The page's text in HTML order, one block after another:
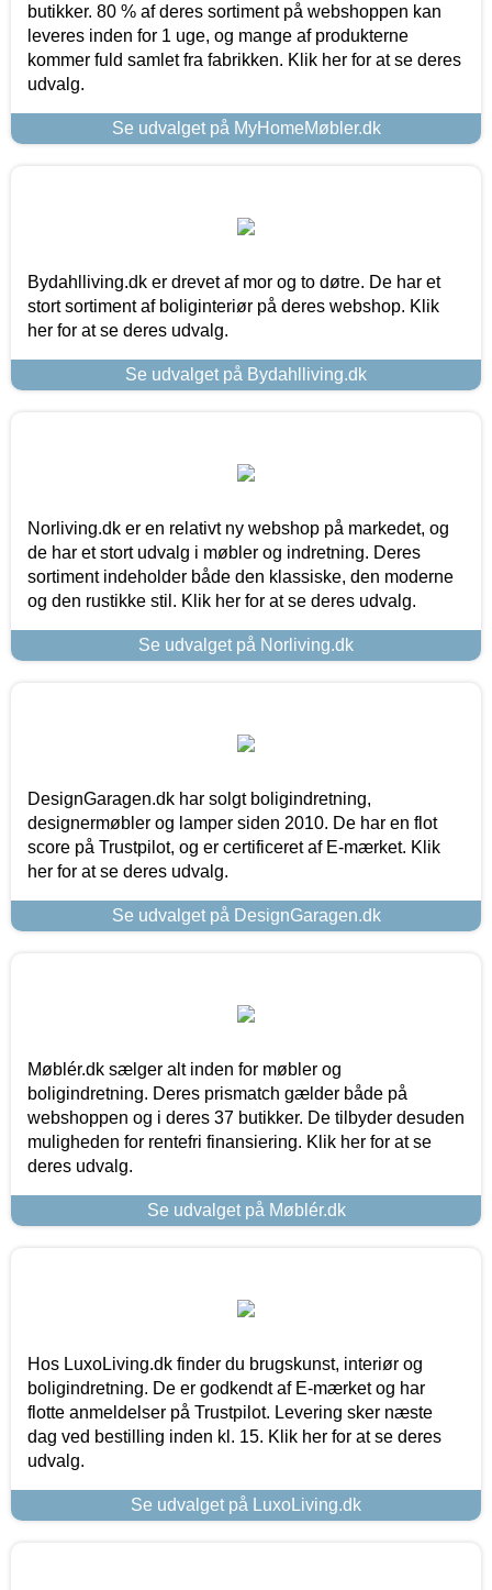
butikker. 80 % af deres sortiment på webshoppen kan
leveres inden for 1 uge, og mange af produkterne
kommer fuld samlet fra fabrikken. Klik her for at se deres
udvalg.
Se udvalget på MyHomeMøbler.dk
Bydahlliving.dk er drevet af mor og to døtre. De har et
stort sortiment af boliginteriør på deres webshop. Klik
her for at se deres udvalg.
Se udvalget på Bydahlliving.dk
Norliving.dk er en relativt ny webshop på markedet, og
de har et stort udvalg i møbler og indretning. Deres
sortiment indeholder både den klassiske, den moderne
og den rustikke stil. Klik her for at se deres udvalg.
Se udvalget på Norliving.dk
DesignGaragen.dk har solgt boligindretning,
designermøbler og lamper siden 2010. De har en flot
score på Trustpilot, og er certificeret af E-mærket. Klik
her for at se deres udvalg.
Se udvalget på DesignGaragen.dk
Møblér.dk sælger alt inden for møbler og
boligindretning. Deres prismatch gælder både på
webshoppen og i deres 37 butikker. De tilbyder desuden
muligheden for rentefri finansiering. Klik her for at se
deres udvalg.
Se udvalget på Møblér.dk
Hos LuxoLiving.dk finder du brugskunst, interiør og
boligindretning. De er godkendt af E-mærket og har
flotte anmeldelser på Trustpilot. Levering sker næste
dag ved bestilling inden kl. 15. Klik her for at se deres
udvalg.
Se udvalget på LuxoLiving.dk